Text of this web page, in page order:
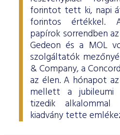
forintot tett ki, napi
forintos értékkel.
papírok sorrendben
Gedeon és a MOL
szolgáltatók
& Company, a
az élen. A hónapot
mellett a jubileumi
tizedik alkalommal
kiadvány tette